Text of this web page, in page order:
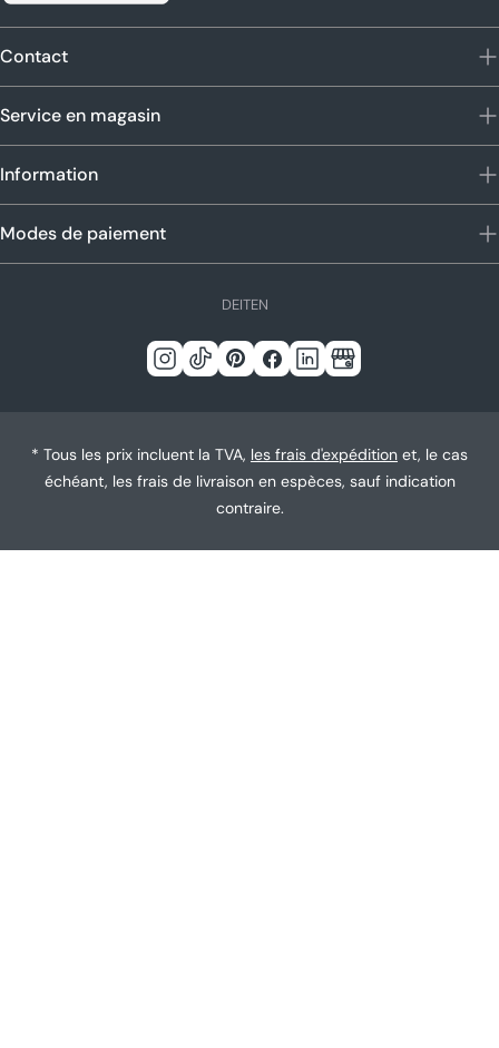
Contact
Service en magasin
Information
Modes de paiement
L
n
e
DE EN
IT
Instagram
TIC PinterestFacebook
LinkedinGoogle
* Tous les prix incluent la TVA, les frais d'expédition et, le cas
échéant, les frais de livraison en espèces, sauf indication
contraire.